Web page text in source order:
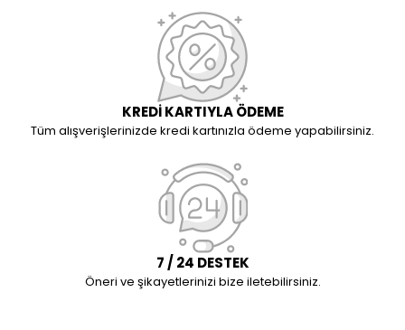
KREDİ KARTIYLA ÖDEME
Tüm alışverişlerinizde kredi kartınızla ödeme yapabilirsiniz.
7 / 24 DESTEK
Öneri ve şikayetlerinizi bize iletebilirsiniz.